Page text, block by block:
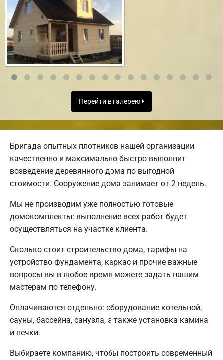
Перейти в галерею
Бригада опытных плотников нашей организации
качественно и максимально быстро выполнит
возведение деревянного дома по выгодной
стоимости. Сооружение дома занимает от 2 недель.
Мы не производим уже полностью готовые
домокомплекты: выполнение всех работ будет
осуществляться на участке клиента.
Сколько стоит строительство дома, тарифы на
устройство фундамента, каркас и прочие важные
вопросы вы в любое время можете задать нашим
мастерам по телефону.
Оплачиваются отдельно: оборудование котельной,
сауны, бассейна, санузла, а также установка камина
и печки.
Выбираете компанию, чтобы построить современный